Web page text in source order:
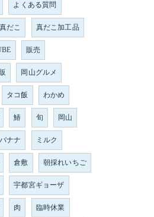
よくある質問
真だこ 真だこ加工品
販売
岡山グルメ
タコ飯 わかめ
鰆 旬 岡山
バナナ ミルク
倉敷 朝採れいちご
宇都宮ギョーザ
肉 臨時休業